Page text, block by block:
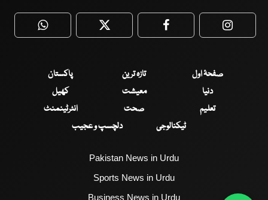
WhatsApp Twitter Facebook
صفحۂ اول تازہ ترین
پاکستان
دنیا
معیشت
کھیل
تعلیم
صحت
انٹرٹینمنٹ
ٹیکنالوجی
دلچسپ و عجیب
Pakistan News in Urdu
Sports News in Urdu
Business News in Urdu